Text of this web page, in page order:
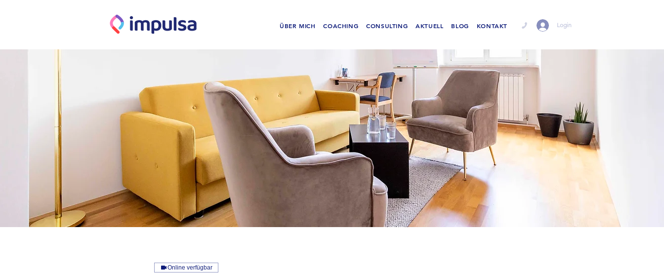
ÜBER MICH COACHING CONSULTING AKTUELL BLOG KONTAKT Login
Online verfügbar